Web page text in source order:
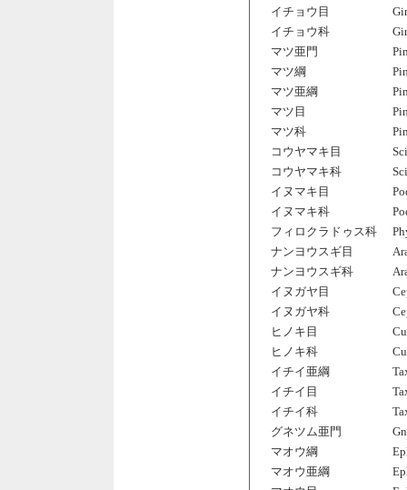
イチョウ目
イチョウ科
マツ亜門
マツ綱
マツ亜綱
マツ目
マツ科
コウヤマキ目
コウヤマキ科
イヌマキ目
イヌマキ科
フィロクラドゥス科
ナンヨウスギ目
ナンヨウスギ科
イヌガヤ目
イヌガヤ科
ヒノキ目
ヒノキ科
イチイ亜綱
イチイ目
イチイ科
グネツム亜門
マオウ綱
マオウ亜綱